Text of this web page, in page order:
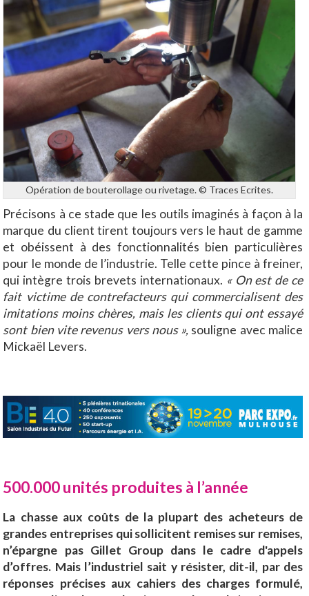
Opération de bouterollage ou rivetage. © Traces Ecrites.
Précisons à ce stade que les outils imaginés à façon à la
marque du client tirent toujours vers le haut de gamme
et obéissent à des fonctionnalités bien particulières
pour le monde de l’industrie. Telle cette pince à freiner,
qui intègre trois brevets internationaux. « On est de ce
fait victime de contrefacteurs qui commercialisent des
imitations moins chères, mais les clients qui ont essayé
sont bien vite revenus vers nous », souligne avec malice
Mickaël Levers.
500.000 unités produites à l’année
La chasse aux coûts de la plupart des acheteurs de
grandes entreprises qui sollicitent remises sur remises,
n’épargne pas Gillet Group dans le cadre d'appels
d’offres. Mais l’industriel sait y résister, dit-il, par des
réponses précises aux cahiers des charges formulé,